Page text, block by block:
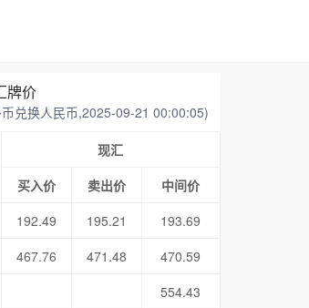
牌价
兑换人民币,2025-09-21 00:00:05)
现汇
买入价
卖出价
中间价
192.49 195.21
193.69
467.76 471.48
470.59
554.43